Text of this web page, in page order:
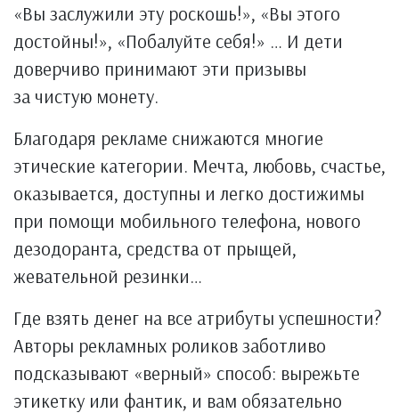
«Вы заслужили эту роскошь!», «Вы этого
достойны!», «Побалуйте себя!» … И дети
доверчиво принимают эти призывы
за чистую монету.
Благодаря рекламе снижаются многие
этические категории. Мечта, любовь, счастье,
оказывается, доступны и легко достижимы
при помощи мобильного телефона, нового
дезодоранта, средства от прыщей,
жевательной резинки…
Где взять денег на все атрибуты успешности?
Авторы рекламных роликов заботливо
подсказывают «верный» способ: вырежьте
этикетку или фантик, и вам обязательно